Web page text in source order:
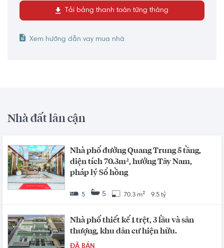
Tải bảng thanh toán từng tháng
Xem hướng dẫn vay mua nhà
Nhà đất lân cận
Nhà phố đường Quang Trung 5 tầng,
diện tích 70.3m², hướng Tây Nam,
pháp lý Sổ hồng
5 5 70.3 m² 9.5 tỷ
Nhà phố thiết kế 1 trệt, 3 lầu và sân
thượng, khu dân cư hiện hữu.
ĐÃ BÁN